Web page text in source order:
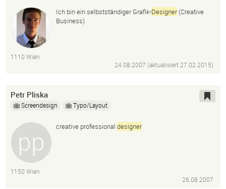
Ich bin ein selbstständiger Grafik-Designer(Creative
Business)
1110 Wien
24.08.2007 (aktualisiert27.02.2015)
Petr Pliska
Screendesign Typo/Layout
creative professional designer
1150 Wien
26.08.2007